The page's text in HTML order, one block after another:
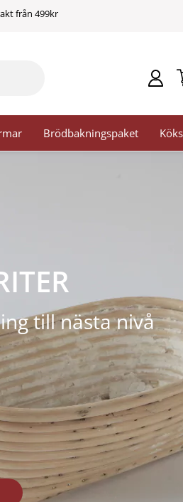
från 499kr
Brödbakningspaket
till nästa nivå​